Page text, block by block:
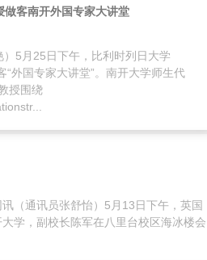
客南开外国专家大讲堂
5月25日下午，比利时列日大学
外国专家大讲堂”。南开大学师生代
授围绕
（通讯员张舒怡）5月13日下午，英国
学，副校长陈军在八里台校区海冰楼会